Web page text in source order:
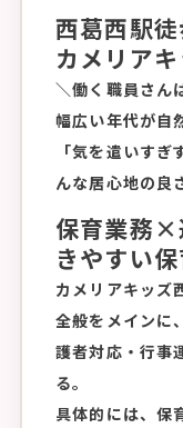
西葛西駅
カメリア
＼働く職員さん
幅広い年代が自
「気を遣いす
んな居心地の良
保育業務×
きやすい
カメリアキッズ
全般をメインに
護者対応・行事
る。
具体的には、保